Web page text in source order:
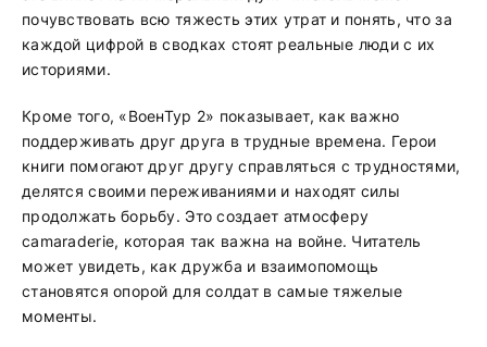
почувствовать всю тяжесть этих утрат и понять, что за
каждой цифрой в сводках стоят реальные люди с их
историями.
Кроме того, «ВоенТур 2» показывает, как важно
поддерживать друг друга в трудные времена. Герои
книги помогают друг другу справляться с трудностями,
делятся своими переживаниями и находят силы
продолжать борьбу. Это создает атмосферу
camaraderie, которая так важна на войне. Читатель
может увидеть, как дружба и взаимопомощь
становятся опорой для солдат в самые тяжелые
моменты.